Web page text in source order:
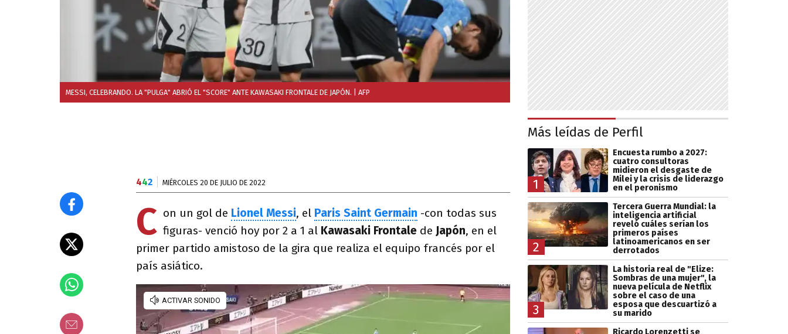
MESSI, CELEBRANDO. LA "PULGA" ABRIÓ EL "SCORE" ANTE KAWASAKI FRONTALE DE JAPÓN. | AFP
442 MIÉRCOLES 20 DE JULIO DE 2022
C on un gol de Lionel Messi, el Paris Saint Germain -con todas sus
figuras- venció hoy por 2 a 1 al Kawasaki Frontale de Japón, en el
primer partido amistoso de la gira que realiza el equipo francés por el
país asiático.
Más leídas de Perfil
1
Encuesta rumbo a 2027:
cuatro consultoras
midieron el desgaste de
Milei y la crisis de liderazgo
en el peronismo
2
Tercera Guerra Mundial: la
inteligencia artificial
reveló cuáles serían los
primeros países
latinoamericanos en ser
derrotados
3
La historia real de "Elize:
Sombras de una mujer", la
nueva película de Netflix
sobre el caso de una
esposa que descuartizó a
su marido